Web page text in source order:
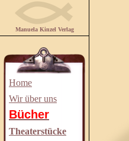
Manuela Kinzel Verlag
Home
Wir über uns
Bücher
Theaterstücke